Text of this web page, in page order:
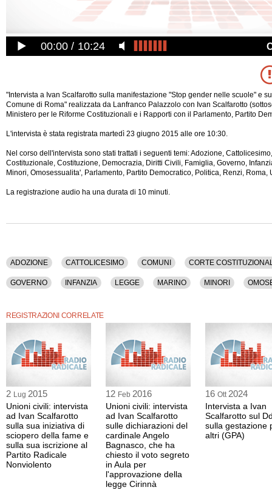
00:00 10:24
"Intervista a Ivan Scalfarotto sulla manifestazione "Stop gender nelle scuole" e
Comune di Roma" realizzata da Lanfranco Palazzolo con Ivan Scalfarotto
Ministero per le Riforme Costituzionali e i Rapporti con il Parlamento, Partito
L'intervista è stata registrata martedì 23 giugno 2015 alle ore 10:30.
Nel corso dell'intervista sono stati trattati i seguenti temi: Adozione,
Costituzionale, Costituzione, Democrazia, Diritti Civili, Famiglia, Governo,
Minori, Omosessualita', Parlamento, Partito Democratico, Politica, Renzi, Roma,
La registrazione audio ha una durata di 10 minuti.
ADOZIONE CATTOLICESIMO COMUNI CORTE
GOVERNO INFANZIA LEGGE MARINO MINORI
REGISTRAZIONI CORRELATE
2 Lug 2015
Unioni civili: intervista
ad Ivan Scalfarotto
sulla sua iniziativa di
sciopero della fame e
sulla sua iscrizione al
Partito Radicale
Nonviolento
12 Feb 2016
Unioni civili: intervista
ad Ivan Scalfarotto
sulle dichiarazioni del
cardinale Angelo
Bagnasco, che ha
chiesto il voto segreto
in Aula per
l'approvazione della
legge Cirinnà
16 Ott 2024
Intervista a Ivan
Scalfarotto sul
sulla gestazione
altri (GPA)